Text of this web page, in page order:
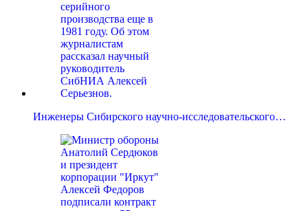
Инженеры Сибирского научно-исследовательского…